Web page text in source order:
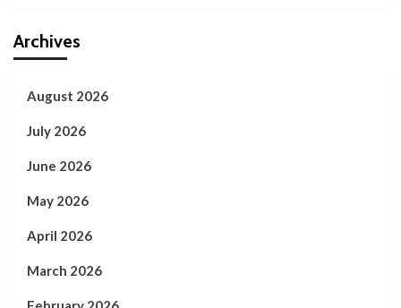
Archives
August 2026
July 2026
June 2026
May 2026
April 2026
March 2026